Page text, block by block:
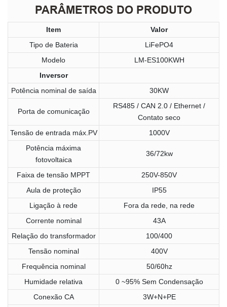
PARÂMETROS DO PRODUTO
Item
Valor
Tipo de Bateria
LiFePO4
Modelo
LM-ES100KWH
Inversor
Potência nominal de saída
30KW
Porta de comunicação
RS485 / CAN 2.0 / Ethernet /
Contato seco
Tensão de entrada máx.PV
1000V
Potência máxima
fotovoltaica
36/72kw
Faixa de tensão MPPT
250V-850V
Aula de proteção
IP55
Ligação à rede
Fora da rede, na rede
Corrente nominal
43A
Relação do transformador
100/400
Tensão nominal
400V
Frequência nominal
50/60hz
Humidade relativa
0 ~95% Sem Condensação
Conexão CA
3W+N+PE